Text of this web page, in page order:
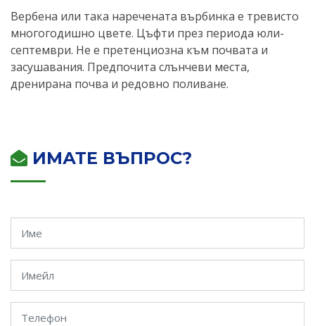
Вербена или така наречената върбинка е тревисто
многогодишно цвете. Цъфти през периода юли-
септември. Не е претенциозна към почвата и
засушавания. Предпочита слънчеви места,
дренирана почва и редовно поливане.
ИМАТЕ ВЪПРОС?